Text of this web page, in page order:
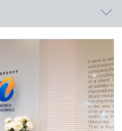
ムの開発
トの開発
運用・保守
構築など
しています！
会を定期的に開催
証するものではありません）
）
なる可能性もあります。
分）
／月